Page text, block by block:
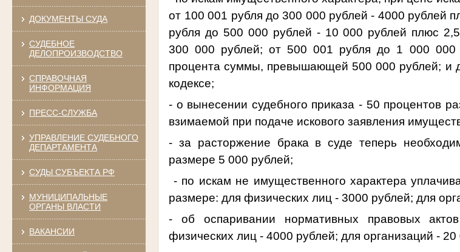
ДОКУМЕНТЫ СУДА
СУДЕБНОЕ
ДЕЛОПРОИЗВОДСТВО
СПРАВОЧНАЯ
ИНФОРМАЦИЯ
ПРЕСС-СЛУЖБА
УПРАВЛЕНИЕ СУДЕБНОГО
ДЕПАРТАМЕНТА
СУДЫ СУБЪЕКТА РФ
МУНИЦИПАЛЬНЫЕ
ОРГАНЫ ВЛАСТИ
ВАКАНСИИ
от 100 001 рубля до 300 000 рублей - 4000 рублей
рубля до 500 000 рублей - 10 000 рублей плюс
300 000 рублей; от 500 001 рубля до 1 000
процента суммы, превышающей 500 000 рублей; и
кодексе;
- о вынесении судебного приказа - 50 процентов
взимаемой при подаче искового заявления
- за расторжение брака в суде теперь
размере 5 000 рублей;
- по искам не имущественного характера
размере: для физических лиц - 3000 рублей; для
- об оспаривании нормативных правовых
физических лиц - 4000 рублей; для организаций - 20